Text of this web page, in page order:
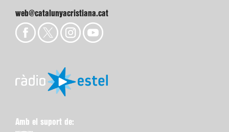
web@catalunyacristiana.cat
Amb el suport de: